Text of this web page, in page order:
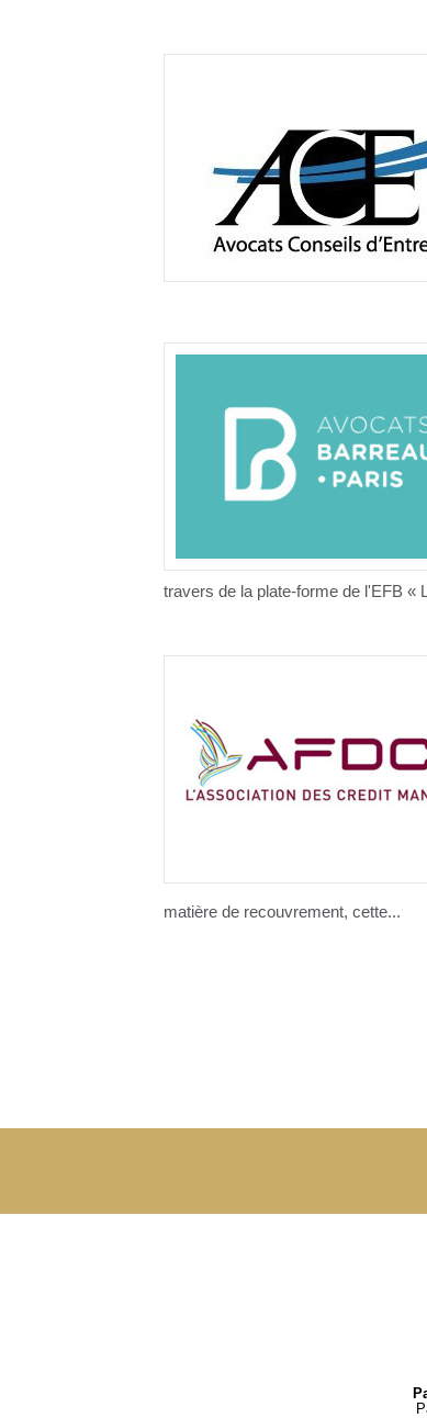
travers de la plate-forme de l'EFB
matière de recouvrement, cette...